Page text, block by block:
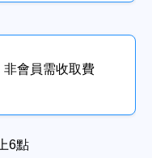
會員需收取費
6點